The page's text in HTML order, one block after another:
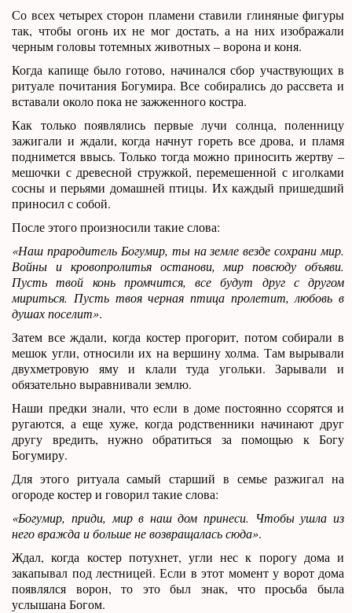
Со всех четырех сторон пламени ставили глиняные фигуры
так, чтобы огонь их не мог достать, а на них изображали
черным головы тотемных животных – ворона и коня.
Когда капище было готово, начинался сбор участвующих в
ритуале почитания Богумира. Все собирались до рассвета и
вставали около пока не зажженного костра.
Как только появлялись первые лучи солнца, поленницу
зажигали и ждали, когда начнут гореть все дрова, и пламя
поднимется ввысь. Только тогда можно приносить жертву –
мешочки с древесной стружкой, перемешенной с иголками
сосны и перьями домашней птицы. Их каждый пришедший
приносил с собой.
После этого произносили такие слова:
«Наш прародитель Богумир, ты на земле везде сохрани мир.
Войны и кровопролитья останови, мир повсюду объяви.
Пусть твой конь промчится, все будут друг с другом
мириться. Пусть твоя черная птица пролетит, любовь в
душах поселит».
Затем все ждали, когда костер прогорит, потом собирали в
мешок угли, относили их на вершину холма. Там вырывали
двухметровую яму и клали туда угольки. Зарывали и
обязательно выравнивали землю.
Наши предки знали, что если в доме постоянно ссорятся и
ругаются, а еще хуже, когда родственники начинают друг
другу вредить, нужно обратиться за помощью к Богу
Богумиру.
Для этого ритуала самый старший в семье разжигал на
огороде костер и говорил такие слова:
«Богумир, приди, мир в наш дом принеси. Чтобы ушла из
него вражда и больше не возвращалась сюда».
Ждал, когда костер потухнет, угли нес к порогу дома и
закапывал под лестницей. Если в этот момент у ворот дома
появлялся ворон, то это был знак, что просьба была
услышана Богом.